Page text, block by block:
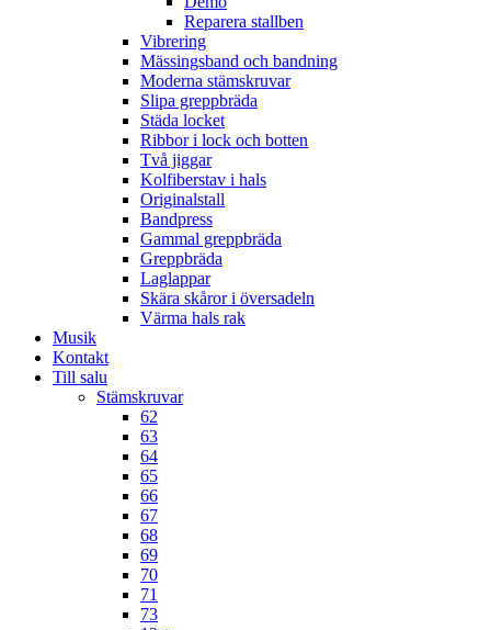
Reparera stallben
Vibrering
Mässingsband och bandning
Moderna stämskruvar
Slipa greppbräda
Städa locket
Ribbor i lock och botten
Två jiggar
Kolfiberstav i hals
Originalstall
Bandpress
Gammal greppbräda
Greppbräda
Laglappar
Skära skåror i översadeln
Värma hals rak
Musik
Kontakt
Till salu
Stämskruvar
62
63
64
65
66
67
68
69
70
71
73